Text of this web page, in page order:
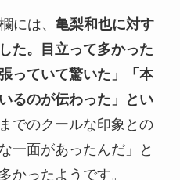
には、 亀梨和也に対す
た。目立って多かった
っていて驚いた」「本
るのが伝わった」とい
でのクールな印象との
一面があったんだ」と
かったようです。